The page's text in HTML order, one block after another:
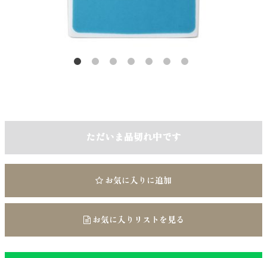
ただいま品切れ中です
お気に入りに追加
お気に入りリストを見る